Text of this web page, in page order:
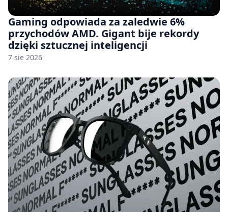
Gaming odpowiada za zaledwie 6%
przychodów AMD. Gigant bije rekordy
dzięki sztucznej inteligencji
7 sie 2026